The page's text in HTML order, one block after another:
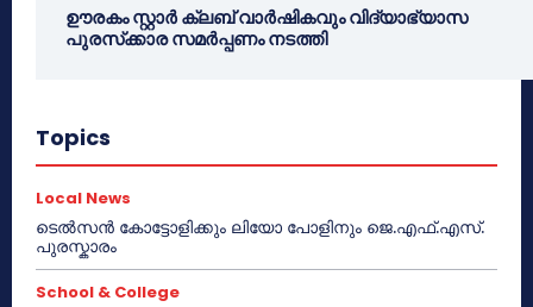
ഊരകം സ്റ്റാർ ക്ലബ് വാർഷികവും വിദ്യാഭ്യാസ
പുരസ്‌ക്കാര സമർപ്പണം നടത്തി
Topics
Local News
ടെൽസൻ കോട്ടോളിക്കും ലിയോ പോളിനും ജെ.എഫ്.എസ്.
പുരസ്കാരം
School & College